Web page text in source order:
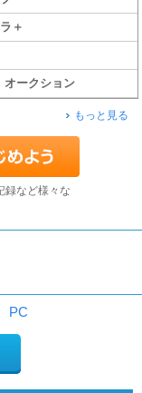
＋
オークション
もっと見る
録など様々な
PC